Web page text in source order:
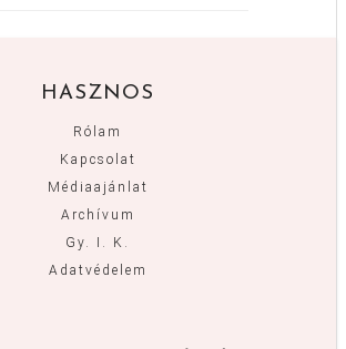
HASZNOS
Rólam
Kapcsolat
Médiaajánlat
Archívum
Gy. I. K.
Adatvédelem